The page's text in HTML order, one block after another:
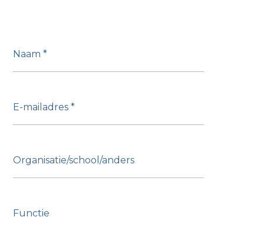
Naam*
E-mailadres*
Organisatie/school/anders
Functie